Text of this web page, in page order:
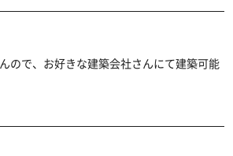
ので、お好きな建築会社さんにて建築可能